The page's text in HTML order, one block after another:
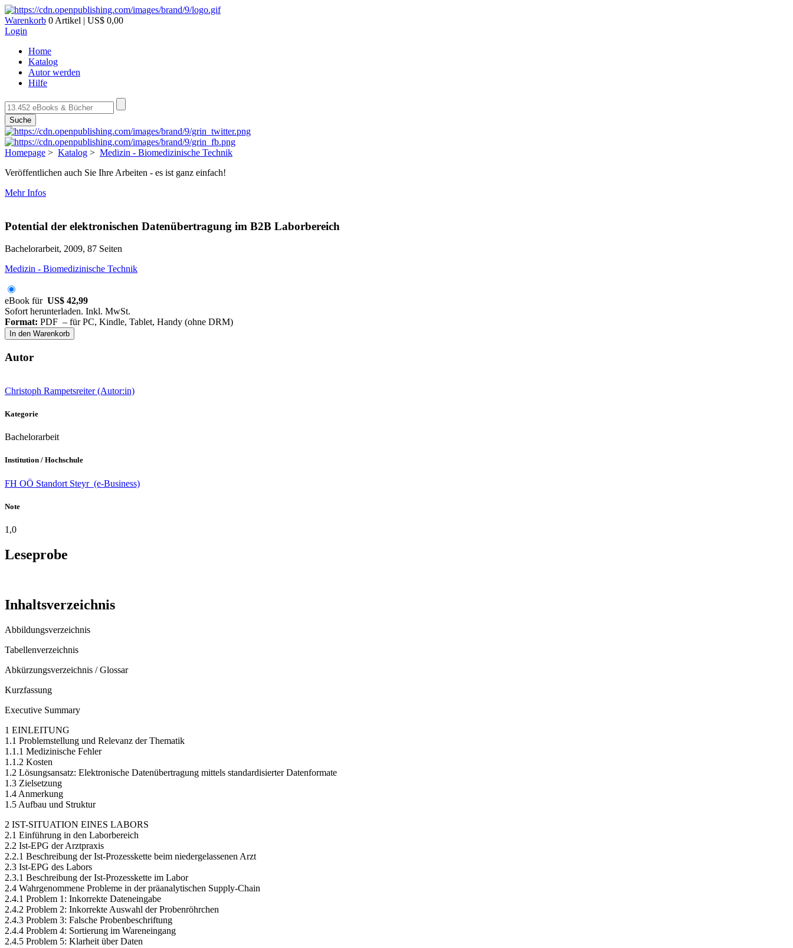
Warenkorb 0 Artikel | US$ 0,00
Login
Home
Katalog
Autor werden
Hilfe
Suche
Homepage > Katalog > Medizin - Biomedizinische Technik
Veröffentlichen auch Sie Ihre Arbeiten - es ist ganz einfach!
Mehr Infos
Potential der elektronischen Datenübertragung im B2B Laborbereich
Bachelorarbeit, 2009, 87 Seiten
Medizin - Biomedizinische Technik
eBook für US$ 42,99
Sofort herunterladen. Inkl. MwSt.
Format: PDF – für PC, Kindle, Tablet, Handy (ohne DRM)
In den Warenkorb
Autor
Christoph Rampetsreiter (Autor:in)
Kategorie
Bachelorarbeit
Institution / Hochschule
FH OÖ Standort Steyr (e-Business)
Note
1,0
Leseprobe
Inhaltsverzeichnis
Abbildungsverzeichnis
Tabellenverzeichnis
Abkürzungsverzeichnis / Glossar
Kurzfassung
Executive Summary
1 EINLEITUNG
1.1 Problemstellung und Relevanz der Thematik
1.1.1 Medizinische Fehler
1.1.2 Kosten
1.2 Lösungsansatz: Elektronische Datenübertragung mittels standardisierter Datenformate
1.3 Zielsetzung
1.4 Anmerkung
1.5 Aufbau und Struktur
2 IST-SITUATION EINES LABORS
2.1 Einführung in den Laborbereich
2.2 Ist-EPG der Arztpraxis
2.2.1 Beschreibung der Ist-Prozesskette beim niedergelassenen Arzt
2.3 Ist-EPG des Labors
2.3.1 Beschreibung der Ist-Prozesskette im Labor
2.4 Wahrgenommene Probleme in der präanalytischen Supply-Chain
2.4.1 Problem 1: Inkorrekte Dateneingabe
2.4.2 Problem 2: Inkorrekte Auswahl der Probenröhrchen
2.4.3 Problem 3: Falsche Probenbeschriftung
2.4.4 Problem 4: Sortierung im Wareneingang
2.4.5 Problem 5: Klarheit über Daten